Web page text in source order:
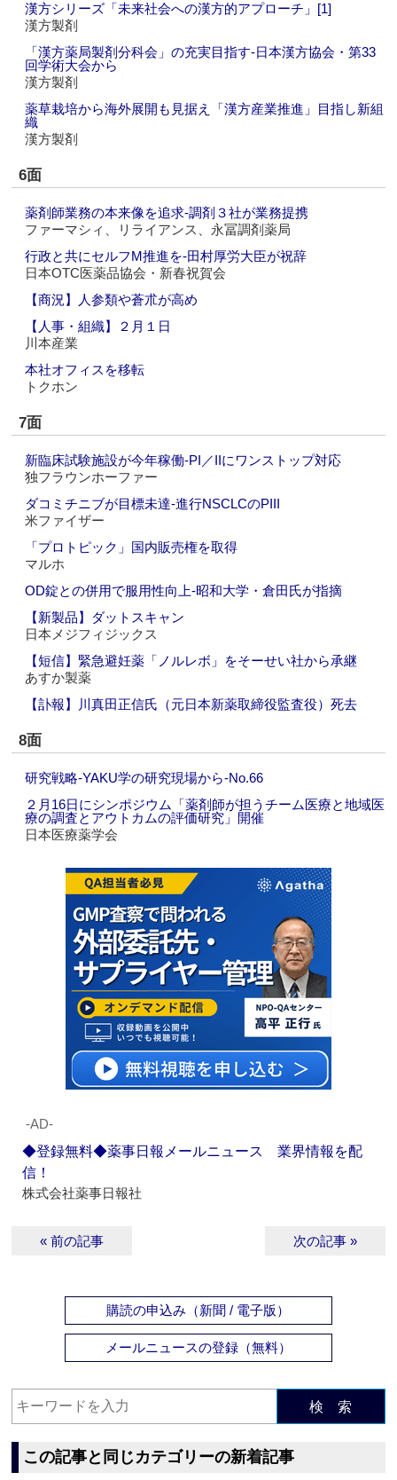
漢方シリーズ「未来社会への漢方的アプローチ」[1]
漢方製剤
「漢方薬局製剤分科会」の充実目指す‐日本漢方協会・第33
回学術大会から
漢方製剤
薬草栽培から海外展開も見据え「漢方産業推進」目指し新組
織
漢方製剤
6面
薬剤師業務の本来像を追求‐調剤３社が業務提携
ファーマシィ、リライアンス、永冨調剤薬局
行政と共にセルフM推進を‐田村厚労大臣が祝辞
日本OTC医薬品協会・新春祝賀会
【商況】人参類や蒼朮が高め
【人事・組織】２月１日
川本産業
本社オフィスを移転
トクホン
7面
新臨床試験施設が今年稼働‐PI／IIにワンストップ対応
独フラウンホーファー
ダコミチニブが目標未達‐進行NSCLCのPIII
米ファイザー
「プロトピック」国内販売権を取得
マルホ
OD錠との併用で服用性向上‐昭和大学・倉田氏が指摘
【新製品】ダットスキャン
日本メジフィジックス
【短信】緊急避妊薬「ノルレボ」をそーせい社から承継
あすか製薬
【訃報】川真田正信氏（元日本新薬取締役監査役）死去
8面
研究戦略‐YAKU学の研究現場から‐No.66
２月16日にシンポジウム「薬剤師が担うチーム医療と地域医
療の調査とアウトカムの評価研究」開催
日本医療薬学会
‐AD‐
◆登録無料◆薬事日報メールニュース 業界情報を配
信！
株式会社薬事日報社
« 前の記事 次の記事 »
購読の申込み（新聞 / 電子版）
メールニュースの登録（無料）
検 索
この記事と同じカテゴリーの新着記事